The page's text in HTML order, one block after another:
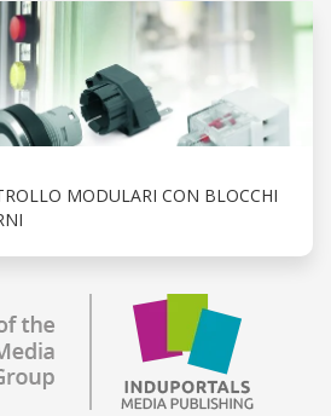
MODULARI CON BLOCCHI